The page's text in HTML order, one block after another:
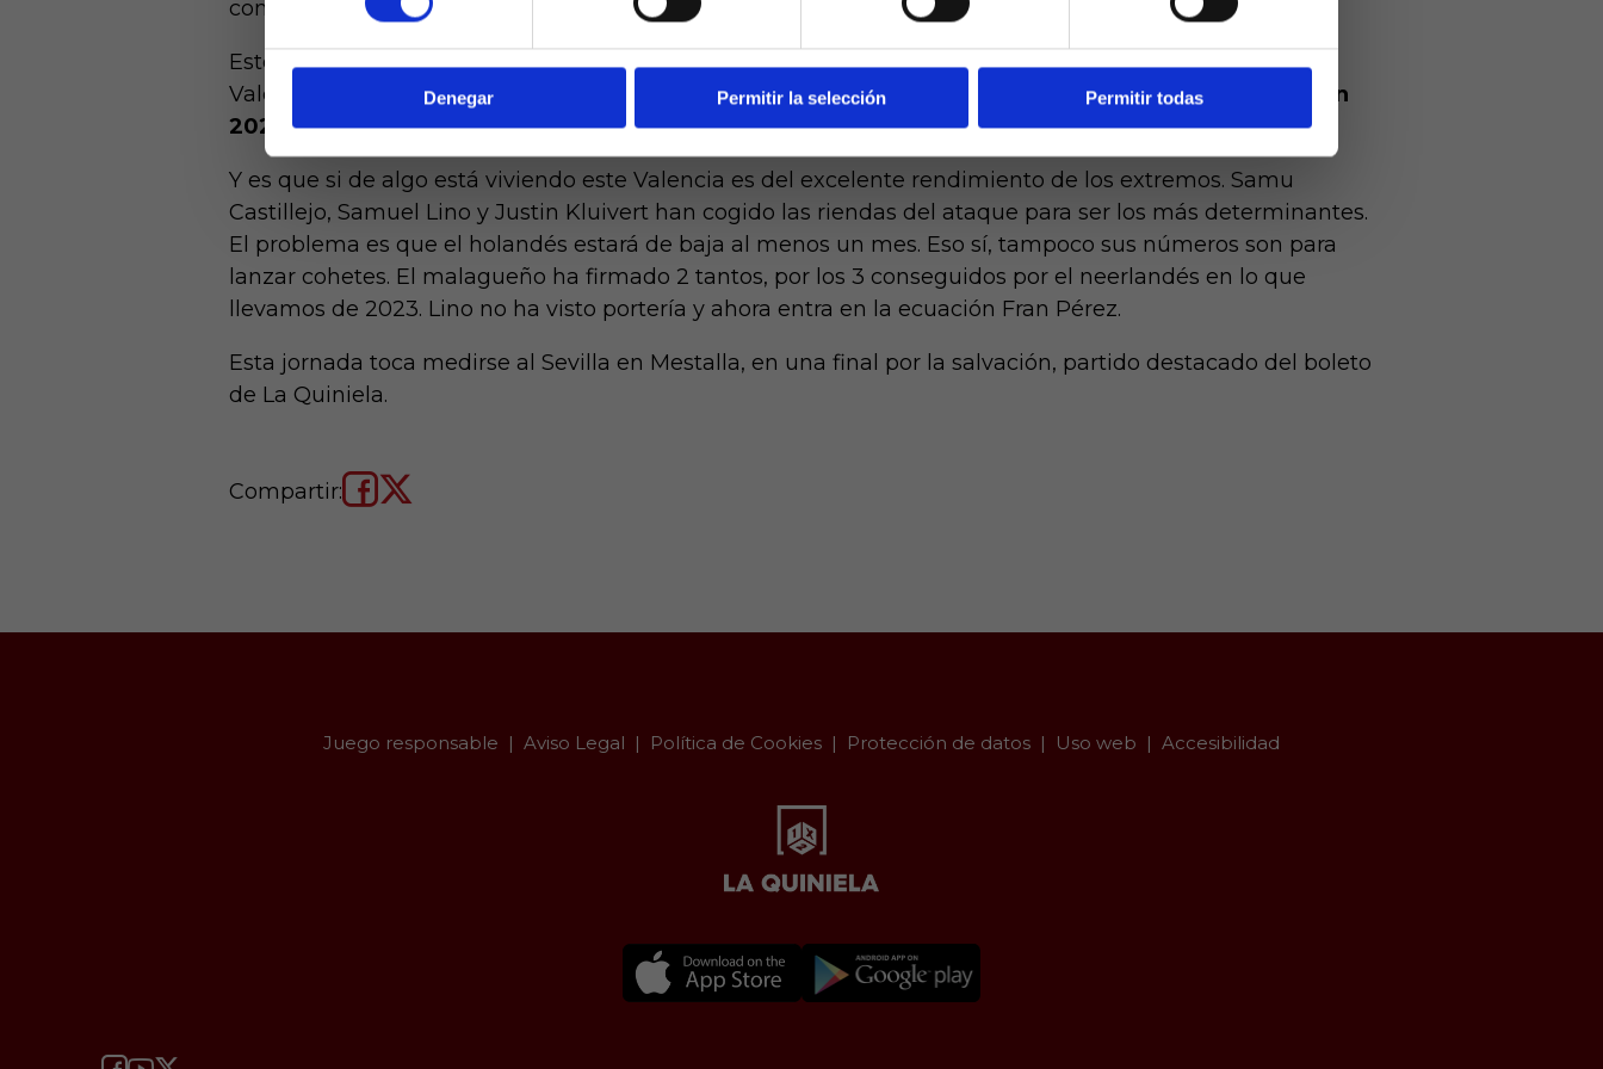
Denegar Permitir la selección Permitir todas
de edad, se incorpora un filtro de edad al que se debe responder con
responsabilidad y veracidad.
conseguido únicamente 1 gol cada uno en lo que llevamos de temporada.
Esto se traduce de la siguiente forma, y es que uniendo los tantos de los tres delanteros centros del
Valencia, firman 7 goles en la competición doméstica después de 28 jornadas disputadas.Y ninguno en
2023.
Y es que si de algo está viviendo este Valencia es del excelente rendimiento de los extremos. Samu
Castillejo, Samuel Lino y Justin Kluivert han cogido las riendas del ataque para ser los más determinantes.
El problema es que el holandés estará de baja al menos un mes. Eso sí, tampoco sus números son para
lanzar cohetes. El malagueño ha firmado 2 tantos, por los 3 conseguidos por el neerlandés en lo que
llevamos de 2023. Lino no ha visto portería y ahora entra en la ecuación Fran Pérez.
Esta jornada toca medirse al Sevilla en Mestalla, en una final por la salvación, partido destacado del boleto
de La Quiniela.
Compartir:
Juego responsable Aviso Legal Política de Cookies Protección de datos Uso web Accesibilidad